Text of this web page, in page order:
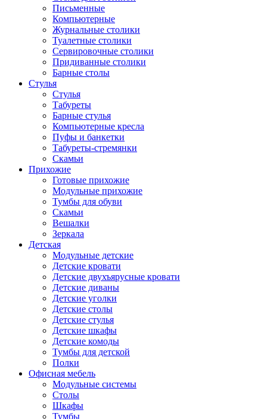
Письменные
Компьютерные
Журнальные столики
Туалетные столики
Сервировочные столики
Придиванные столики
Барные столы
Стулья
Стулья
Табуреты
Барные стулья
Компьютерные кресла
Пуфы и банкетки
Табуреты-стремянки
Скамьи
Прихожие
Готовые прихожие
Модульные прихожие
Тумбы для обуви
Скамьи
Вешалки
Зеркала
Детская
Модульные детские
Детские кровати
Детские двухъярусные кровати
Детские диваны
Детские уголки
Детские столы
Детские стулья
Детские шкафы
Детские комоды
Тумбы для детской
Полки
Офисная мебель
Модульные системы
Столы
Шкафы
Тумбы